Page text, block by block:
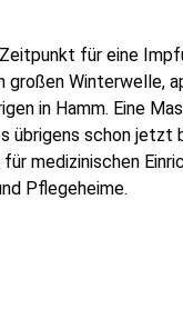
für eine
großen Winterwelle,
in Hamm. Eine
übrigens schon jetzt
medizinischen
Pflegeheime.